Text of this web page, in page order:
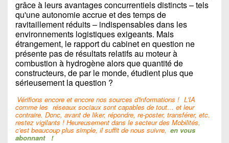
grâce à leurs avantages concurrentiels distincts – tels
qu'une autonomie accrue et des temps de
ravitaillement réduits – indispensables dans les
environnements logistiques exigeants. Mais
étrangement, le rapport du cabinet en question ne
présente pas de résultats relatifs au moteur à
combustion à hydrogène alors que quantité de
constructeurs, de par le monde, étudient plus que
sérieusement la question ?
Vérifions encore et encore nos sources d'informations ! L'IA
comme les réseaux sociaux sont capables de tout… et leur
contraire. Donc, avant de liker, répondre, re-poster, transférer, etc.
restez vigilants ! Heureusement dans le secteur des Mobilités,
c'est beaucoup plus simple, il suffit de nous suivre, en vous
abonnant !